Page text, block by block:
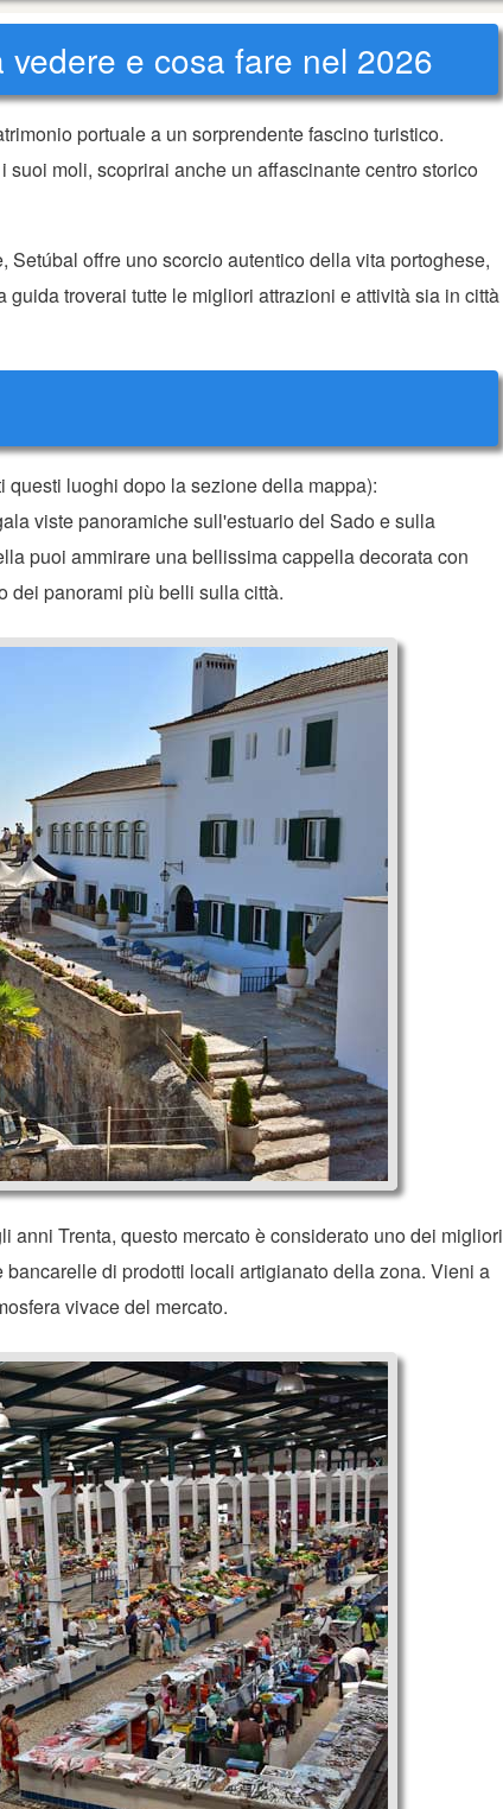
e cosa fare nel 2026
portuale a un sorprendente fascino turistico.
moli, scoprirai anche un affascinante centro storico
offre uno scorcio autentico della vita portoghese,
troverai tutte le migliori attrazioni e attività sia in città
questi luoghi dopo la sezione della mappa):
viste panoramiche sull'estuario del Sado e sulla
puoi ammirare una bellissima cappella decorata con
dei panorami più belli sulla città.
anni Trenta, questo mercato è considerato uno dei migliori
di prodotti locali artigianato della zona. Vieni a
vivace del mercato.